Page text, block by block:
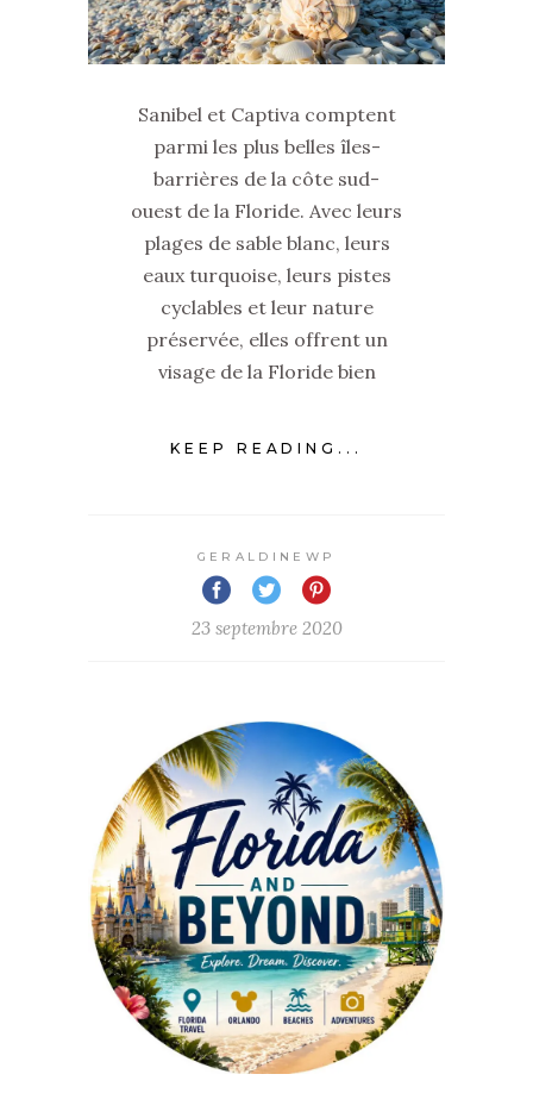
Sanibel et Captiva comptent
parmi les plus belles îles-
barrières de la côte sud-
ouest de la Floride. Avec leurs
plages de sable blanc, leurs
eaux turquoise, leurs pistes
cyclables et leur nature
préservée, elles offrent un
visage de la Floride bien
KEEP READING...
GERALDINEWP
23 septembre 2020